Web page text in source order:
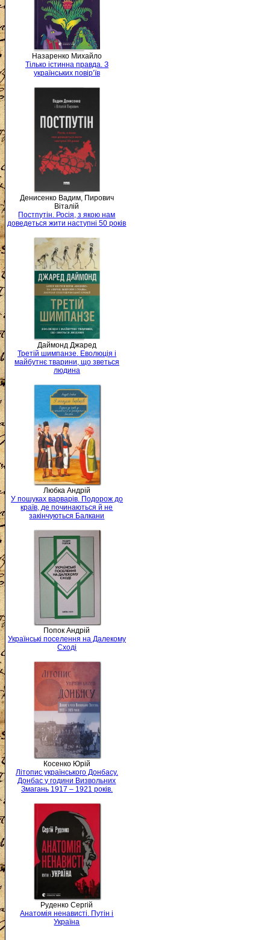
Назаренко Михайло
Тілько істинна правда. З
українських повір’їв
Денисенко Вадим, Пирович
Віталій
Постпутін. Росія, з якою нам
доведеться жити наступні 50 років
Даймонд Джаред
Третій шимпанзе. Еволюція і
майбутнє тварини, що зветься
людина
Любка Андрій
У пошуках варварів. Подорож до
країв, де починаються й не
закінчуються Балкани
Попок Андрій
Українські поселення на Далекому
Сході
Косенко Юрій
Літопис українського Донбасу.
Донбас у години Визвольних
Змагань 1917 – 1921 років.
Руденко Сергій
Анатомія ненависті. Путін і
Україна